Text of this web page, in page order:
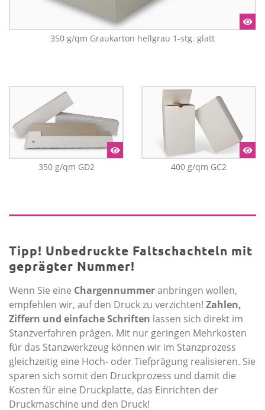
350 g/qm Graukarton hellgrau 1-stg. glatt
350 g/qm GD2 400 g/qm GC2
Tipp! Unbedruckte Faltschachteln mit
geprägter Nummer!
Wenn Sie eine Chargennummeranbringen wollen,
empfehlen wir, auf den Druck zu verzichten! Zahlen,
Ziffern und einfache Schriften lassen sich direkt im
Stanzverfahren prägen. Mit nur geringen Mehrkosten
für das Stanzwerkzeug können wir im Stanzprozess
gleichzeitig eine Hoch- oder Tiefprägung realisieren. Sie
sparen sich somit den Druck­prozess und damit die
Kosten für eine Druckplatte, das Einrichten der
Druckmaschine und den Druck!